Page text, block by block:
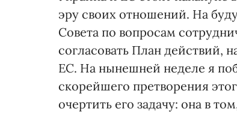
эру своих отношений. На
Совета по вопросам
согласовать План действий,
ЕС. На нынешней неделе я
скорейшего претворения
очертить его задачу: она в